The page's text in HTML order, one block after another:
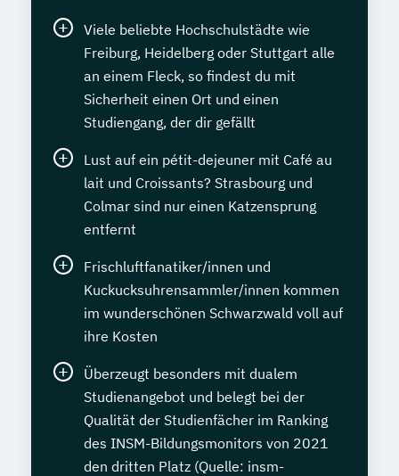
Viele beliebte Hochschulstädte wie
Freiburg, Heidelberg oder Stuttgart alle
an einem Fleck, so findest du mit
Sicherheit einen Ort und einen
Studiengang, der dir gefällt
Lust auf ein pétit-dejeuner mit Café au
lait und Croissants? Strasbourg und
Colmar sind nur einen Katzensprung
entfernt
Frischluftfanatiker/innen und
Kuckucksuhrensammler/innen kommen
im wunderschönen Schwarzwald voll auf
ihre Kosten
Überzeugt besonders mit dualem
Studienangebot und belegt bei der
Qualität der Studienfächer im Ranking
des INSM-Bildungsmonitors von 2021
den dritten Platz (Quelle: insm-